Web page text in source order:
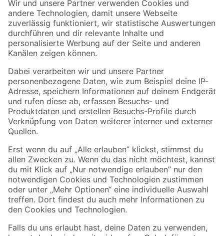
Der toom Newsletter: Keine Angebote und Aktionen mehr verpassen!
Zur Newsletter Anmeldung
Folge uns
Zahlungsarten Versandarten
Sicher einkaufen
Jetzt die toom-App herunterladen